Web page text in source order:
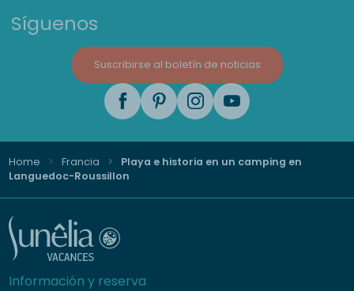
Síguenos
Suscribirse al boletín de noticias
Home Francia
Playa e historia en un camping en
Languedoc-Roussillon
Información y reserva